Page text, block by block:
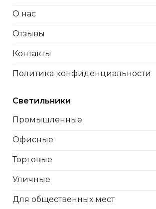
О нас
Отзывы
Контакты
Политика конфиденциальности
Светильники
Промышленные
Офисные
Торговые
Уличные
Для общественных мест